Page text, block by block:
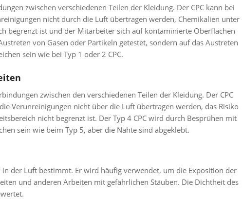
zwischen verschiedenen Teilen der Kleidung. Der CPC kann bei
nicht durch die Luft übertragen werden, Chemikalien unter
begrenzt ist und der Mitarbeiter sich auf kontaminierte Oberflächen
von Gasen oder Partikeln getestet, sondern auf das Austreten
sein wie bei Typ 1 oder 2 CPC.
zwischen den verschiedenen Teilen der Kleidung. Der CPC
Verunreinigungen nicht über die Luft übertragen werden, das Risiko
nicht begrenzt ist. Der Typ 4 CPC wird durch Besprühen mit
sein wie beim Typ 5, aber die Nähte sind abgeklebt.
in der Luft bestimmt. Er wird häufig verwendet, um die Exposition der
und anderen Arbeiten mit gefährlichen Stäuben. Die Dichtheit des